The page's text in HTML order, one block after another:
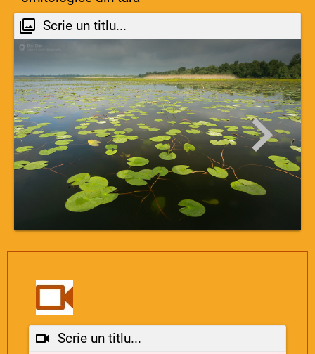
Scrie un titlu...
Scrie un titlu...